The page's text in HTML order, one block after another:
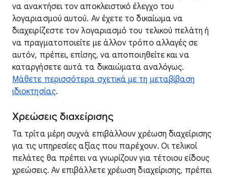
να ανακτήσει τον αποκλειστικό έλεγχο του
λογαριασμού αυτού. Αν έχετε το δικαίωμα να
διαχειρίζεστε τον λογαριασμό του τελικού πελάτη ή
να πραγματοποιείτε με άλλον τρόπο αλλαγές σε
αυτόν, πρέπει, επίσης, να αποποιηθείτε και να
καταργήσετε αυτά τα δικαιώματα αναλόγως.
Μάθετε περισσότερα σχετικά με τη μεταβίβαση
ιδιοκτησίας.
Χρεώσεις διαχείρισης
Τα τρίτα μέρη συχνά επιβάλλουν χρέωση διαχείρισης
για τις υπηρεσίες αξίας που παρέχουν. Οι τελικοί
πελάτες θα πρέπει να γνωρίζουν για τέτοιου είδους
χρεώσεις. Αν επιβάλλετε χρέωση διαχείρισης, πρέπει